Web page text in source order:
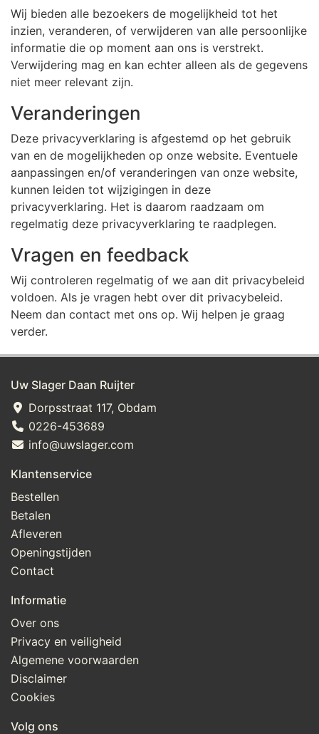
Wij bieden alle bezoekers de mogelijkheid tot het
inzien, veranderen, of verwijderen van alle persoonlijke
informatie die op moment aan ons is verstrekt.
Verwijdering mag en kan echter alleen als de gegevens
niet meer relevant zijn.
Veranderingen
Deze privacyverklaring is afgestemd op het gebruik
van en de mogelijkheden op onze website. Eventuele
aanpassingen en/of veranderingen van onze website,
kunnen leiden tot wijzigingen in deze
privacyverklaring. Het is daarom raadzaam om
regelmatig deze privacyverklaring te raadplegen.
Vragen en feedback
Wij controleren regelmatig of we aan dit privacybeleid
voldoen. Als je vragen hebt over dit privacybeleid.
Neem dan contact met ons op. Wij helpen je graag
verder.
Uw Slager Daan Ruijter
Dorpsstraat 117, Obdam
0226-453689
info@uwslager.com
Klantenservice
Bestellen
Betalen
Afleveren
Openingstijden
Contact
Informatie
Over ons
Privacy en veiligheid
Algemene voorwaarden
Disclaimer
Cookies
Volg ons